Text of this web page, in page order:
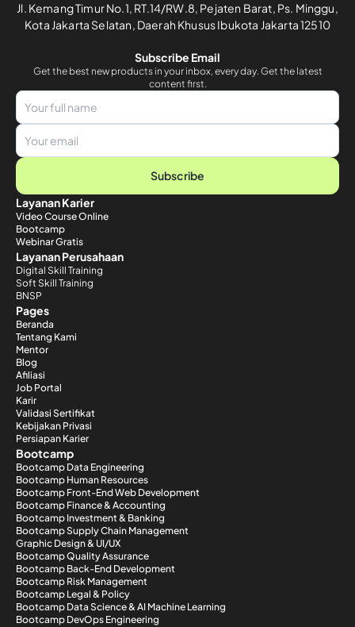
Jl. Kemang Timur No.1, RT.14/RW.8, Pejaten Barat, Ps. Minggu,
Kota Jakarta Selatan, Daerah Khusus Ibukota Jakarta 12510
Subscribe Email
Get the best new products in your inbox, every day. Get the latest
content first.
Subscribe
Layanan Karier
Video Course Online
Bootcamp
Webinar Gratis
Layanan Perusahaan
Digital Skill Training
Soft Skill Training
BNSP
Pages
Beranda
Tentang Kami
Mentor
Blog
Afiliasi
Job Portal
Karir
Validasi Sertifikat
Kebijakan Privasi
Persiapan Karier
Bootcamp
Bootcamp Data Engineering
Bootcamp Human Resources
Bootcamp Front-End Web Development
Bootcamp Finance & Accounting
Bootcamp Investment & Banking
Bootcamp Supply Chain Management
Graphic Design & UI/UX
Bootcamp Quality Assurance
Bootcamp Back-End Development
Bootcamp Risk Management
Bootcamp Legal & Policy
Bootcamp Data Science & AI Machine Learning
Bootcamp DevOps Engineering